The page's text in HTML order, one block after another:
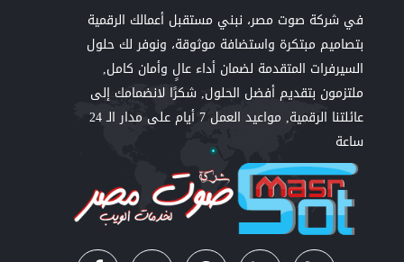
في شركة صوت مصر، نبني مستقبل أعمالك الرقمية
بتصاميم مبتكرة واستضافة موثوقة، ونوفر لك حلول
السيرفرات المتقدمة لضمان أداء عالٍ وأمان كامل,
ملتزمون بتقديم أفضل الحلول, شكرًا لانضمامك إلى
عائلتنا الرقمية, مواعيد العمل 7 أيام على مدار الـ 24
ساعة